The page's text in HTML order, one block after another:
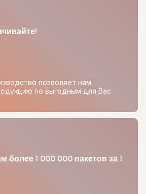
позволяет нам
по выгодным для Вас
более 1 000 000 пакетов за 1